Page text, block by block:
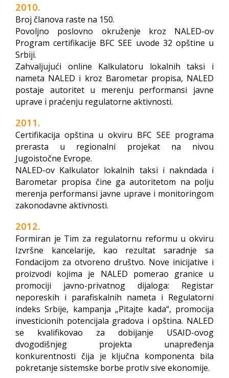
2010.
Broj članova raste na 150.
Povoljno poslovno okruženje kroz NALED-ov
Program certifikacije BFC SEE uvode 32 opštine u
Srbiji.
Zahvaljujući online Kalkulatoru lokalnih taksi i
nameta NALED i kroz Barometar propisa, NALED
postaje autoritet u merenju performansi javne
uprave i praćenju regulatorne aktivnosti.
2011.
Certifikacija opština u okviru BFC SEE programa
prerasta u regionalni projekat na nivou
Jugoistočne Evrope.
NALED-ov Kalkulator lokalnih taksi i nakndada i
Barometar propisa čine ga autoritetom na polju
merenja performansi javne uprave i monitoringom
zakonodavne aktivnosti.
2012.
Formiran je Tim za regulatornu reformu u okviru
Izvršne kancelarije, kao rezultat saradnje sa
Fondacijom za otvoreno društvo. Nove inicijative i
proizvodi kojima je NALED pomerao granice u
promociji javno-privatnog dijaloga: Registar
neporeskih i parafiskalnih nameta i Regulatorni
indeks Srbije, kampanja „Pitajte kada“, promocija
investicionih potencijala gradova i opština. NALED
se kvalifikovao za dobijanje USAID-ovog
dvogodišnjeg projekta unapređenja
konkurentnosti čija je ključna komponenta bila
pokretanje sistemske borbe protiv sive ekonomije.